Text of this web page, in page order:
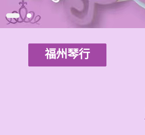
福州琴行